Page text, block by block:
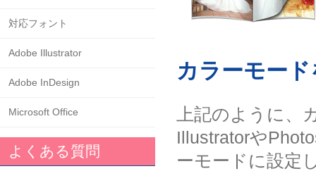
カラーモー
上記のように、
Illustratorや
ーモードに設定
対応フォント
Adobe Illustrator
Adobe InDesign
Microsoft Office
よくある質問